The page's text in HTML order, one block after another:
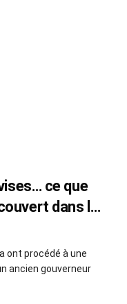
ce que
dans le
en
ont procédé à une
ancien gouverneur